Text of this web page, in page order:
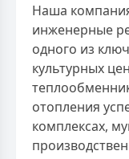
Наша
инженерные
одного из
культурных
отопления
комплексах,